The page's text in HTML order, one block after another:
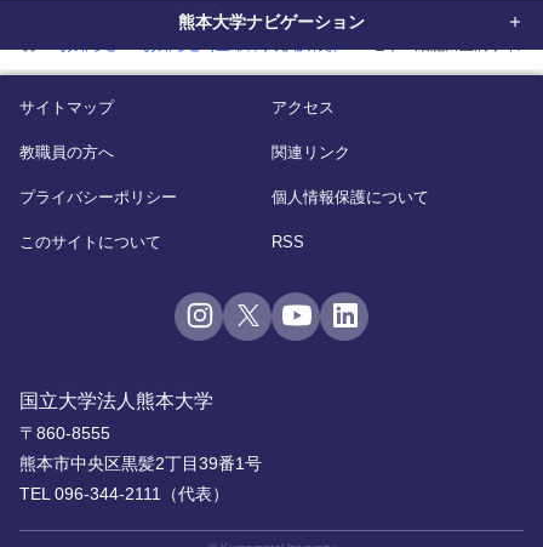
熊本大学ナビゲーション
国立大学法人熊本大学
〒860-8555
熊本市中央区黒髪2丁目39番1号
TEL 096-344-2111（代表）
サイトマップ アクセス
教職員の方へ 関連リンク
プライバシーポリシー 個人情報保護について
このサイトについて RSS